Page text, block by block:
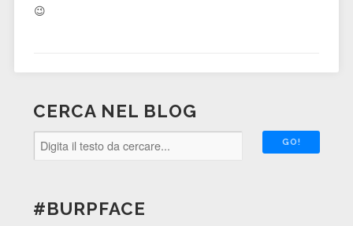
😉
CERCA NEL BLOG
#BURPFACE